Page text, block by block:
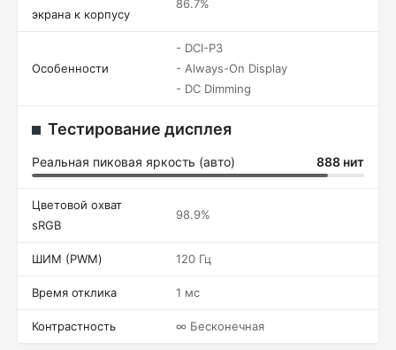
экрана к корпусу
86.7%
Особенности
- DCI-P3
- Always-On Display
- DC Dimming
Тестирование дисплея
Реальная пиковая яркость (авто) 888 нит
Цветовой охват
sRGB
98.9%
ШИМ (PWM) 120 Гц
Время отклика 1 мс
Контрастность ∞ Бесконечная